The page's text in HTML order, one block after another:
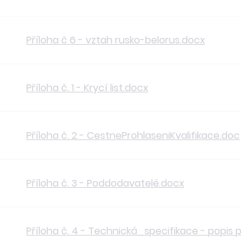
Příloha č 6 - vztah rusko-belorus.docx
Příloha č. 1 - Krycí list.docx
Příloha č. 2 - CestneProhlaseniKvalifikace.doc
Příloha č. 3 - Poddodavatelé.docx
Příloha č. 4 - Technická_specifikace - popis